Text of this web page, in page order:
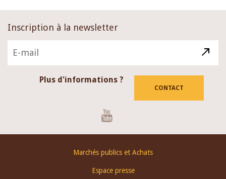
Inscription à la newsletter
Plus d'informations ?
CONTACT
Marchés publics et Achats
Espace presse